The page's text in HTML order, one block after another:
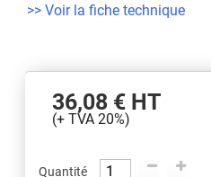
>> Voir la fiche technique
36,08 € HT
(+ TVA 20%)
Quantité